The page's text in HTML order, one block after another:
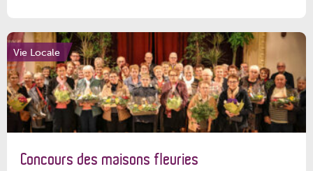
Vie Locale
Concours des maisons fleuries